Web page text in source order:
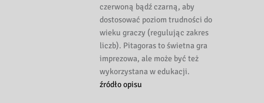
czerwoną bądź czarną, aby
dostosować poziom trudności do
wieku graczy (regulując zakres
liczb). Pitagoras to świetna gra
imprezowa, ale może być też
wykorzystana w edukacji.
źródło opisu